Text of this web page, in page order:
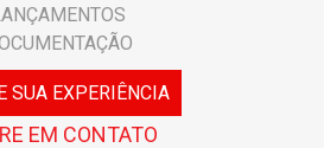
SUA EXPERIÊNCIA
EM CONTATO